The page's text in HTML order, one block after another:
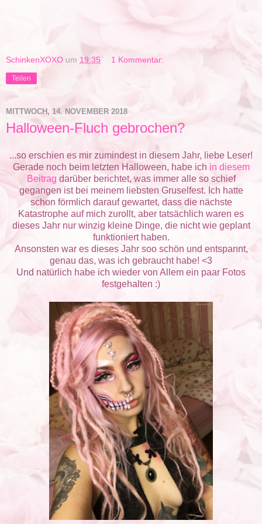
SchinkenXOXO um 19:35 1 Kommentar:
Teilen
MITTWOCH, 14. NOVEMBER 2018
Halloween-Fluch gebrochen?
...so erschien es mir zumindest in diesem Jahr, liebe Leser!
Gerade noch beim letzten Halloween, habe ich in diesem
Beitrag darüber berichtet, was immer alle so schief
gegangen ist bei meinem liebsten Gruselfest. Ich hatte
schon förmlich darauf gewartet, dass die nächste
Katastrophe auf mich zurollt, aber tatsächlich waren es
dieses Jahr nur winzig kleine Dinge, die nicht wie geplant
funktioniert haben.
Ansonsten war es dieses Jahr soo schön und entspannt,
genau das, was ich gebraucht habe! <3
Und natürlich habe ich wieder von Allem ein paar Fotos
festgehalten :)